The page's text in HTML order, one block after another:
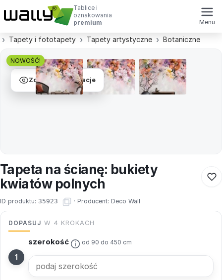
Tablice i
oznakowania
premium
Menu
Tapety i fototapety Tapety artystyczne Botaniczne
NOWOŚĆ!
Zobacz wizualizacje
Tapeta na ścianę: bukiety
kwiatów polnych
ID produktu: 35923 · Producent: Deco Wall
DOPASUJ W 4 KROKACH
szerokość od 90 do 450 cm